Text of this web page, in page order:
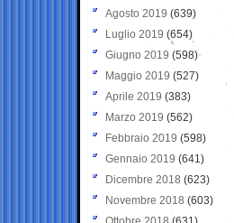
Agosto 2019 (639)
Luglio 2019 (654)
Giugno 2019 (598)
Maggio 2019 (527)
Aprile 2019 (383)
Marzo 2019 (562)
Febbraio 2019 (598)
Gennaio 2019 (641)
Dicembre 2018 (623)
Novembre 2018 (603)